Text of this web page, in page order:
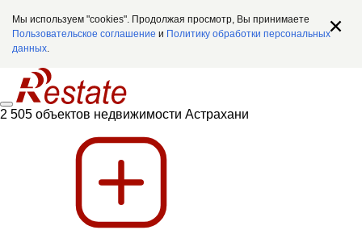
Мы используем "cookies". Продолжая просмотр, Вы принимаете
Пользовательское соглашение и Политику обработки персональных
данных.
2 505 объектов недвижимости Астрахани